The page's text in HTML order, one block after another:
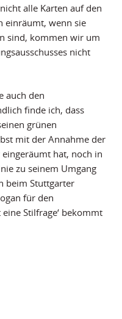
alle Karten auf den
einräumt, wenn sie
sind, kommen wir um
nicht
auch den
finde ich, dass
grünen
mit der Annahme der
hat, noch in
zu seinem Umgang
beim Stuttgarter
für den
Stilfrage‘ bekommt